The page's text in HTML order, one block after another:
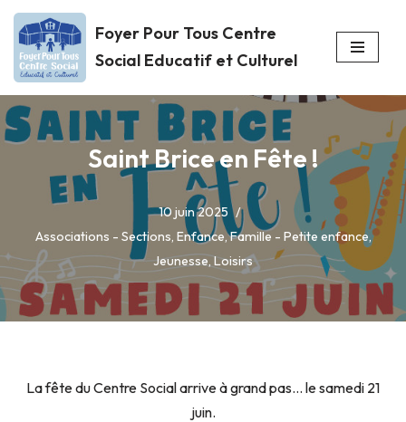
Aller
au
contenu
Foyer Pour Tous Centre
Social Educatif et Culturel
Saint Brice en Fête !
10 juin 2025
Associations - Sections, Enfance,Famille - Petite enfance,
Jeunesse,Loisirs
La fête du Centre Social arrive à grand pas… le samedi 21
juin.